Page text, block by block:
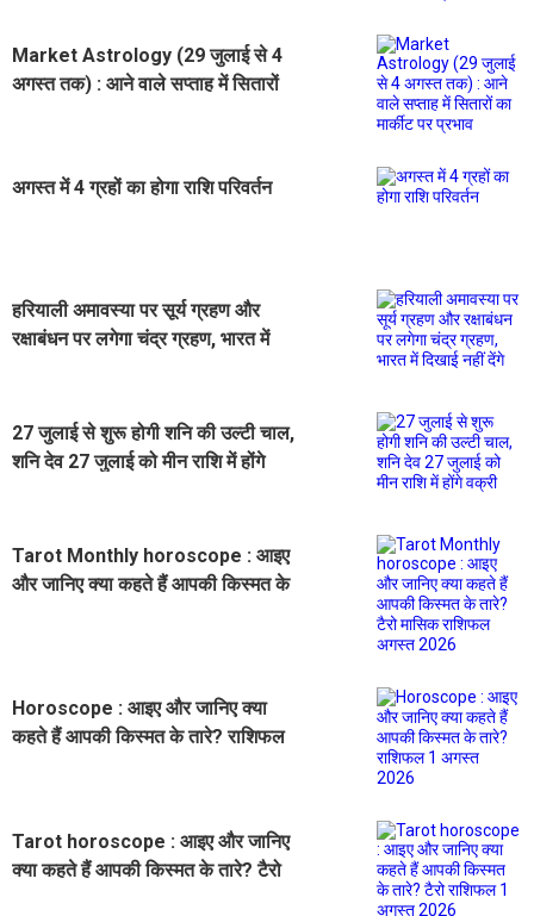
Market Astrology (29 जुलाई से 4
अगस्त तक) : आने वाले सप्ताह में सितारों
अगस्त में 4 ग्रहों का होगा राशि परिवर्तन
हरियाली अमावस्या पर सूर्य ग्रहण और
रक्षाबंधन पर लगेगा चंद्र ग्रहण, भारत में
27 जुलाई से शुरू होगी शनि की उल्टी चाल,
शनि देव 27 जुलाई को मीन राशि में होंगे
Tarot Monthly horoscope : आइए
और जानिए क्या कहते हैं आपकी किस्मत के
Horoscope : आइए और जानिए क्या
कहते हैं आपकी किस्मत के तारे? राशिफल
Tarot horoscope : आइए और जानिए
क्या कहते हैं आपकी किस्मत के तारे? टैरो